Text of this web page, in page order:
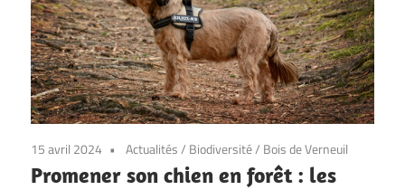
15 avril 2024 Actualités/ Biodiversité/ Bois de Verneuil
Promener son chien en forêt : les